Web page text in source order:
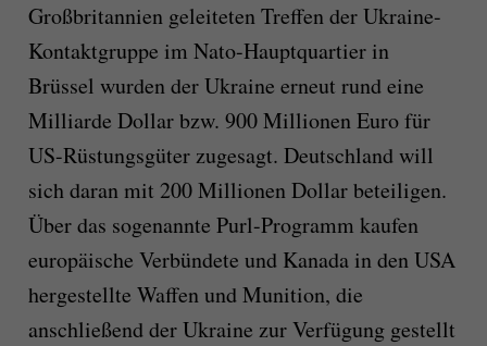
Großbritannien geleiteten Treffen der Ukraine-
Kontaktgruppe im Nato-Hauptquartier in
Brüssel wurden der Ukraine erneut rund eine
Milliarde Dollar bzw. 900 Millionen Euro für
US-Rüstungsgüter zugesagt. Deutschland will
sich daran mit 200 Millionen Dollar beteiligen.
Über das sogenannte Purl-Programm kaufen
europäische Verbündete und Kanada in den USA
hergestellte Waffen und Munition, die
anschließend der Ukraine zur Verfügung gestellt